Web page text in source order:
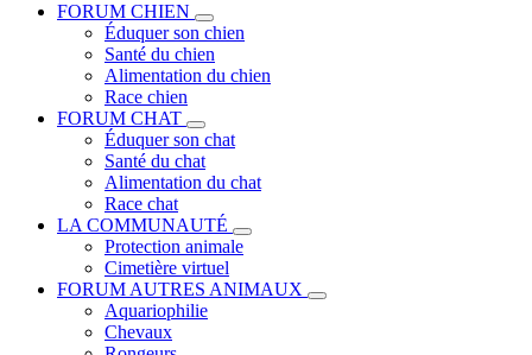
FORUM CHIEN
Éduquer son chien
Santé du chien
Alimentation du chien
Race chien
FORUM CHAT
Éduquer son chat
Santé du chat
Alimentation du chat
Race chat
LA COMMUNAUTÉ
Protection animale
Cimetière virtuel
FORUM AUTRES ANIMAUX
Aquariophilie
Chevaux